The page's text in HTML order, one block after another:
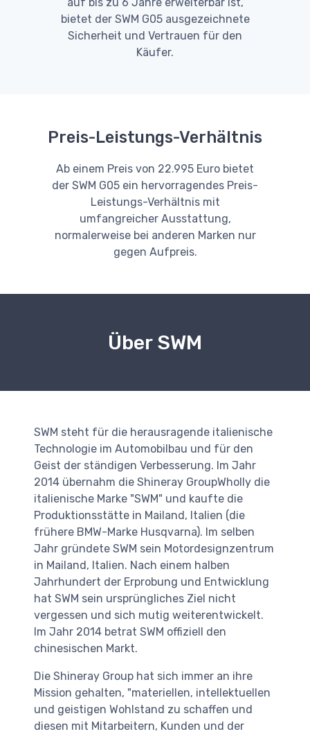
bietet der SWM G05 ausgezeichnete
Sicherheit und Vertrauen für den
Käufer.
Preis-Leistungs-Verhältnis
Ab einem Preis von 22.995 Euro bietet
der SWM G05 ein hervorragendes Preis-
Leistungs-Verhältnis mit
umfangreicher Ausstattung,
normalerweise bei anderen Marken nur
gegen Aufpreis.
Über SWM
SWM steht für die herausragende italienische
Technologie im Automobilbau und für den
Geist der ständigen Verbesserung. Im Jahr
2014 übernahm die Shineray GroupWholly die
italienische Marke "SWM" und kaufte die
Produktionsstätte in Mailand, Italien (die
frühere BMW-Marke Husqvarna). Im selben
Jahr gründete SWM sein Motordesignzentrum
in Mailand, Italien. Nach einem halben
Jahrhundert der Erprobung und Entwicklung
hat SWM sein ursprüngliches Ziel nicht
vergessen und sich mutig weiterentwickelt.
Im Jahr 2014 betrat SWM offiziell den
chinesischen Markt.
Die Shineray Group hat sich immer an ihre
Mission gehalten, "materiellen, intellektuellen
und geistigen Wohlstand zu schaffen und
diesen mit Mitarbeitern, Kunden und der